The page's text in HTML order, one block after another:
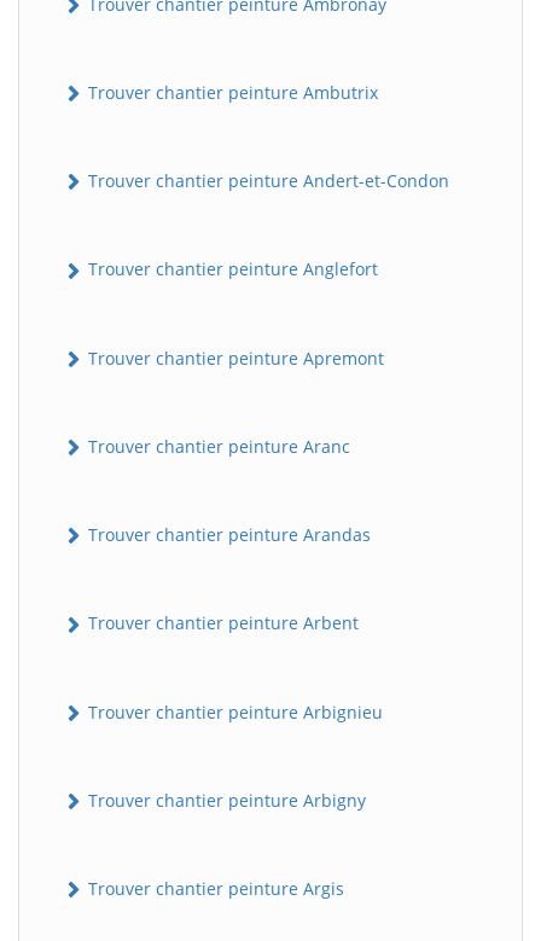
Trouver chantier peinture Ambutrix
Trouver chantier peinture Andert-et-Condon
Trouver chantier peinture Anglefort
Trouver chantier peinture Apremont
Trouver chantier peinture Aranc
Trouver chantier peinture Arandas
Trouver chantier peinture Arbent
Trouver chantier peinture Arbignieu
Trouver chantier peinture Arbigny
Trouver chantier peinture Argis